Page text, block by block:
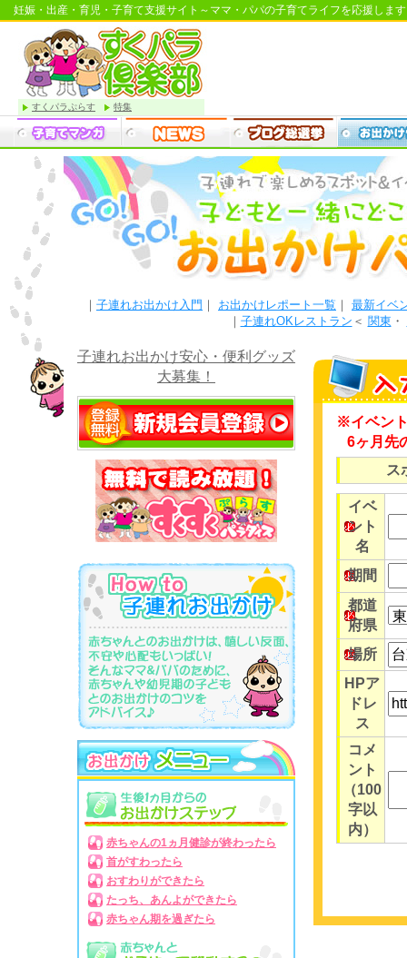
妊娠・出産・育児・子育て支援サイト～ママ・パパの子育てライフを応援しま
すくパラぷらす 特集
｜ 子連れお出かけ入門 ｜ お出かけレポート一覧 ｜ 最新イベ
｜ 子連れOKレストラン ＜ 関東 ・
子連れお出かけ安心・便利グッズ
大募集！
赤ちゃんの1ヵ月健診が終わったら
首がすわったら
おすわりができたら
たっち、あんよができたら
赤ちゃん期を過ぎたら
※イベン
6ヶ月先
ス
イベ
ント
名
期間
都道
府県
場所
HPア
ドレ
ス
コメ
ント
（100
字以
内）